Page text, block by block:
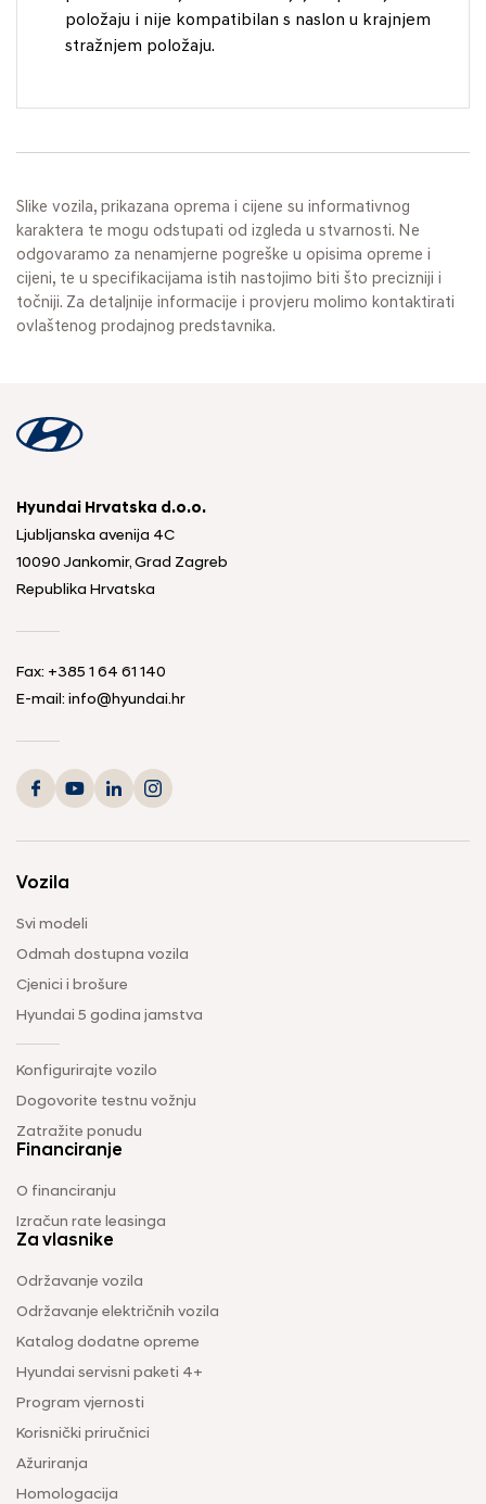
položaju i nije kompatibilan s naslon u krajnjem
stražnjem položaju.
Slike vozila, prikazana oprema i cijene su informativnog
karaktera te mogu odstupati od izgleda u stvarnosti. Ne
odgovaramo za nenamjerne pogreške u opisima opreme i
cijeni, te u specifikacijama istih nastojimo biti što precizniji i
točniji. Za detaljnije informacije i provjeru molimo kontaktirati
ovlaštenog prodajnog predstavnika.
Hyundai Hrvatska d.o.o.
Ljubljanska avenija 4C
10090 Jankomir, Grad Zagreb
Republika Hrvatska
Fax: +385 1 64 61 140
E-mail: info@hyundai.hr
Vozila
Svi modeli
Odmah dostupna vozila
Cjenici i brošure
Hyundai 5 godina jamstva
Konfigurirajte vozilo
Dogovorite testnu vožnju
Zatražite ponudu
Financiranje
O financiranju
Izračun rate leasinga
Za vlasnike
Održavanje vozila
Održavanje električnih vozila
Katalog dodatne opreme
Hyundai servisni paketi 4+
Program vjernosti
Korisnički priručnici
Ažuriranja
Homologacija